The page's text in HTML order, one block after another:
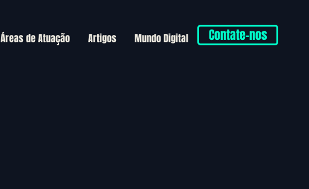
Áreas de Atuação Artigos Mundo Digital Contate-nos